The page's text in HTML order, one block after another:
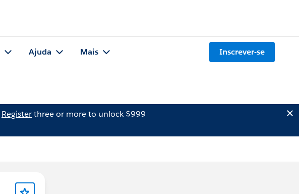
Ajuda Mais Inscrever-se
Registerthree or more to unlock $999